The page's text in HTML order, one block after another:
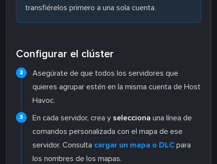
transfiérelos primero a una sola cuenta.
Configurar el clúster
Asegúrate de que todos los servidores que
quieres agrupar estén en la misma cuenta de Host
Havoc.
En cada servidor, crea y selecciona una línea de
comandos personalizada con el mapa de ese
servidor. Consulta cargar un mapa o DLC para
los nombres de los mapas.